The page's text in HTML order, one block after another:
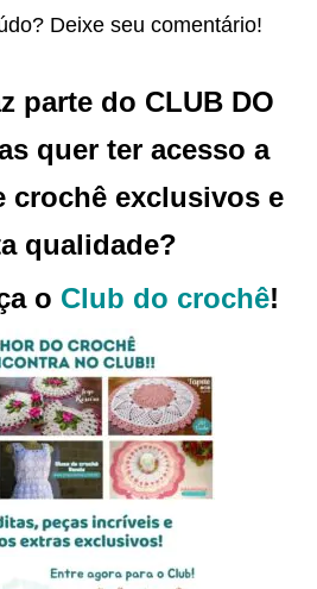
Deixe seu comentário!
parte do CLUB DO
quer ter acesso a
crochê exclusivos e
qualidade?
o Club do crochê!